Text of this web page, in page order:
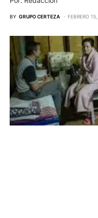
BY GRUPO CERTEZA FEBRERO